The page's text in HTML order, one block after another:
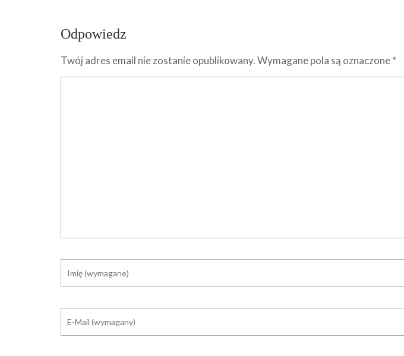
Odpowiedz
Twój adres email nie zostanie opublikowany.Wymagane pola są oznaczone*